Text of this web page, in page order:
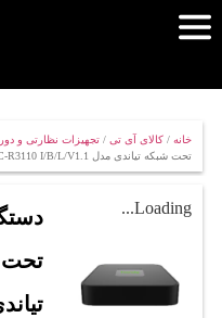
خانه/ کالای آی تی/ تجهیزات نظارتی و
تحت شبکه تیاندی مدل TC-R3110 I/B/L/V1.1
Loading...
تحت